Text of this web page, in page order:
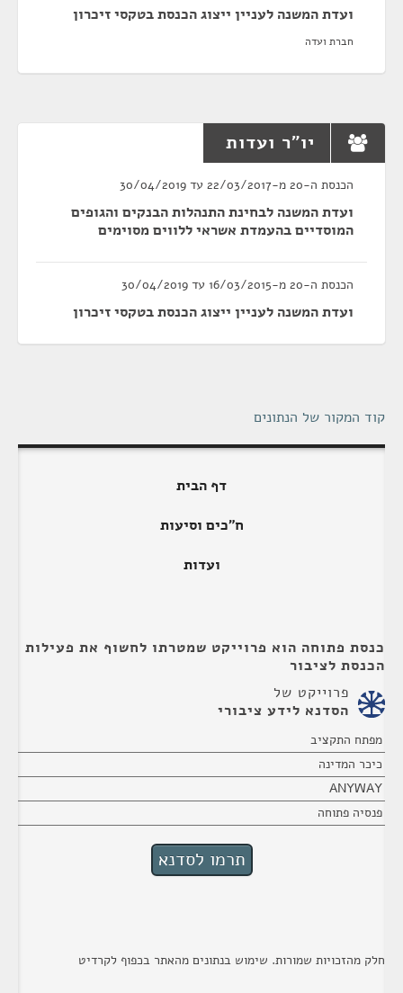
ועדת המשנה לעניין ייצוג הכנסת בטקסי זיכרון
חברת ועדה
יו"ר ועדות
הכנסת ה-20 מ-22/03/2017 עד 30/04/2019
ועדת המשנה לבחינת התנהלות הבנקים והגופים
המוסדיים בהעמדת אשראי ללווים מסוימים
הכנסת ה-20 מ-16/03/2015 עד 30/04/2019
ועדת המשנה לעניין ייצוג הכנסת בטקסי זיכרון
קוד המקור של הנתונים
דף הבית
ח"כים וסיעות
ועדות
כנסת פתוחה הוא פרוייקט שמטרתו לחשוף את פעילות
הכנסת לציבור
פרוייקט של
הסדנא לידע ציבורי
מפתח התקציב
כיכר המדינה
ANYWAY
פנסיה פתוחה
חלק מהזכויות שמורות. שימוש בנתונים מהאתר בכפוף לקרדיט